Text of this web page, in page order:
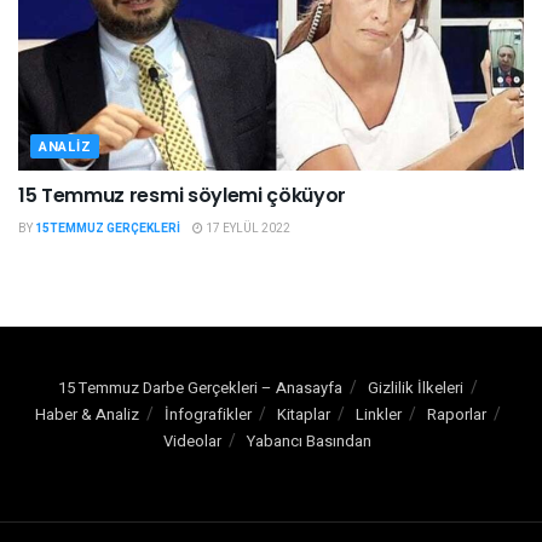
ANALIZ
15 Temmuz resmi söylemi çöküyor
BY 15TEMMUZ GERÇEKLERI 17 EYLÜL 2022
15 Temmuz Darbe Gerçekleri – Anasayfa
Gizlilik İlkeleri
Haber & Analiz
İnfografikler Kitaplar Linkler
Raporlar
Videolar
Yabancı Basından